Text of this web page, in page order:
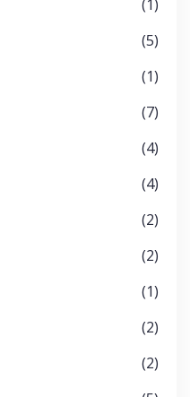
(1)
(5)
(1)
(7)
(4)
(4)
(2)
(2)
(1)
(2)
(2)